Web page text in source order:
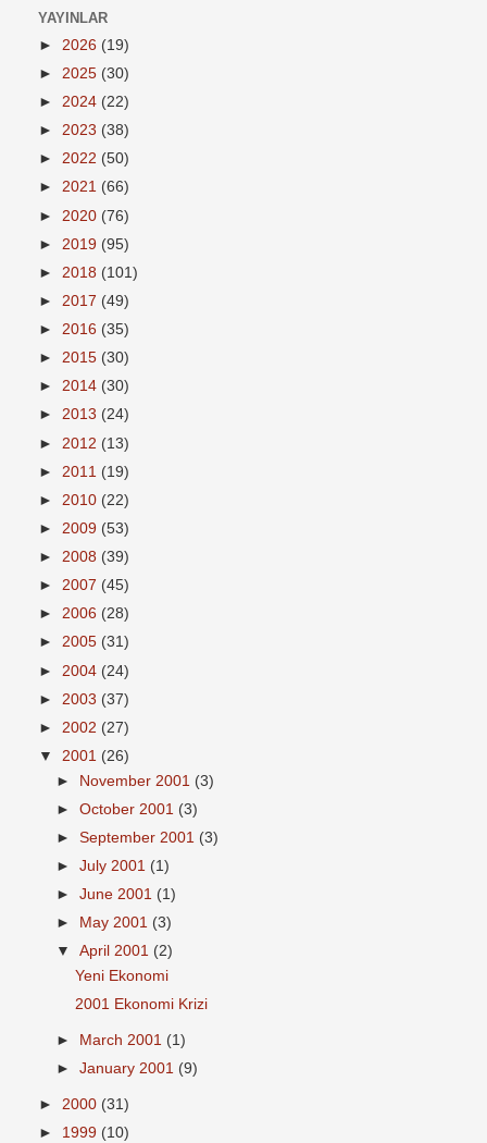
YAYINLAR
► 2026 (19)
► 2025 (30)
► 2024 (22)
► 2023 (38)
► 2022 (50)
► 2021 (66)
► 2020 (76)
► 2019 (95)
► 2018 (101)
► 2017 (49)
► 2016 (35)
► 2015 (30)
► 2014 (30)
► 2013 (24)
► 2012 (13)
► 2011 (19)
► 2010 (22)
► 2009 (53)
► 2008 (39)
► 2007 (45)
► 2006 (28)
► 2005 (31)
► 2004 (24)
► 2003 (37)
► 2002 (27)
▼ 2001 (26)
► November 2001 (3)
►October 2001 (3)
►September 2001 (3)
►July 2001 (1)
►June 2001 (1)
►
May 2001 (3)
▼April 2001 (2)
Yeni Ekonomi
2001 Ekonomi Krizi
► March 2001 (1)
►January 2001 (9)
► 2000 (31)
► 1999 (10)